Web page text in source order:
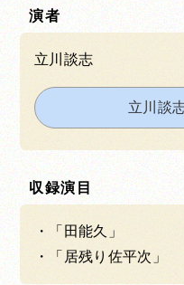
演者
立川談志
立川談
収録演目
「田能久」
「居残り佐平次」